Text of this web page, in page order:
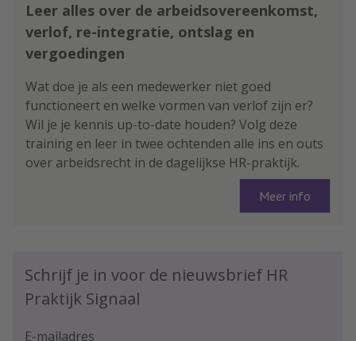
Leer alles over de arbeidsovereenkomst,
verlof, re-integratie, ontslag en
vergoedingen
Wat doe je als een medewerker niet goed
functioneert en welke vormen van verlof zijn er?
Wil je je kennis up-to-date houden? Volg deze
training en leer in twee ochtenden alle ins en outs
over arbeidsrecht in de dagelijkse HR-praktijk.
Meer info
Schrijf je in voor de nieuwsbrief HR
Praktijk Signaal
E-mailadres